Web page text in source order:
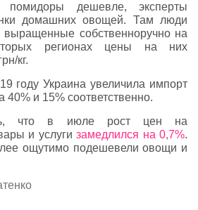
дешевле, эксперты
домашних овощей. Там люди
собственноручно на
регионах цены на них
кг.
году Украина увеличила импорт
40% и 15% соответственно.
что в июле рост цен на
и услуги замедлился на 0,7%.
ощутимо подешевели овощи и